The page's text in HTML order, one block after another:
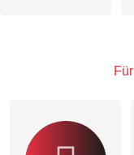
Besucher sichtbar.